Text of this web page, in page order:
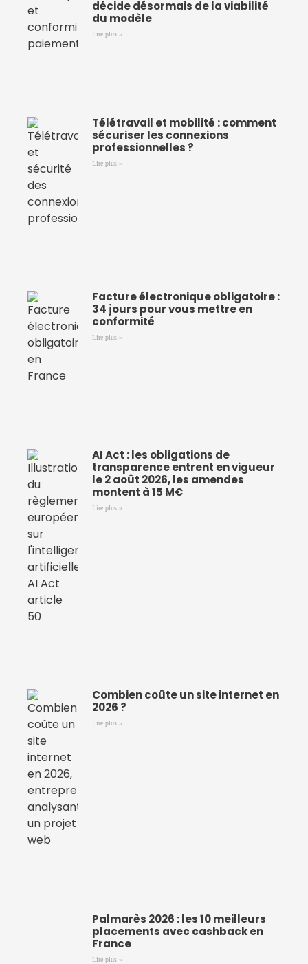
décide désormais de la viabilité
du modèle
Lire plus »
Télétravail et mobilité : comment
sécuriser les connexions
professionnelles ?
Lire plus »
Facture électronique obligatoire :
34 jours pour vous mettre en
conformité
Lire plus »
AI Act : les obligations de
transparence entrent en vigueur
le 2 août 2026, les amendes
montent à 15 M€
Lire plus »
Combien coûte un site internet en
2026 ?
Lire plus »
Palmarès 2026 : les 10 meilleurs
placements avec cashback en
France
Lire plus »